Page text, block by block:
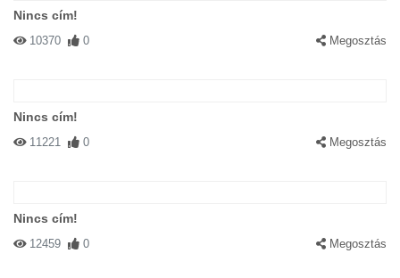
Nincs cím!
10370 0 Megosztás
Nincs cím!
11221 0 Megosztás
Nincs cím!
12459 0 Megosztás